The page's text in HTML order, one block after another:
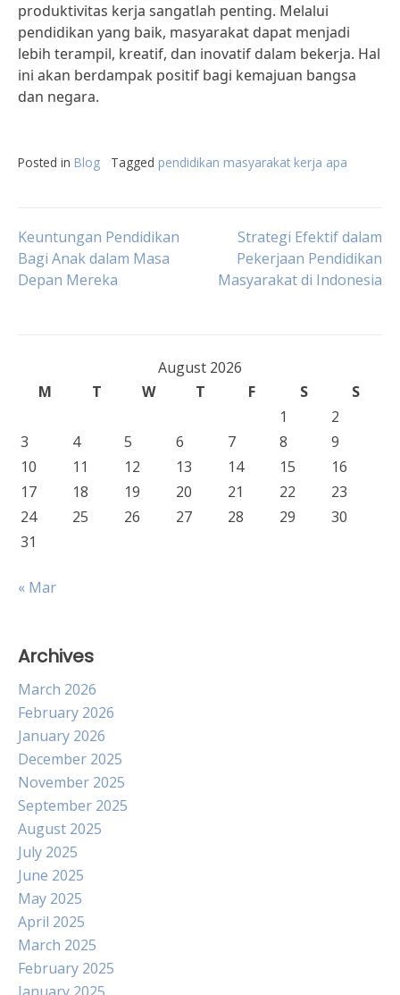
produktivitas kerja sangatlah penting. Melalui
pendidikan yang baik, masyarakat dapat menjadi
lebih terampil, kreatif, dan inovatif dalam bekerja. Hal
ini akan berdampak positif bagi kemajuan bangsa
dan negara.
Posted in Blog Tagged pendidikan masyarakat kerja apa
Post
navigation
Keuntungan Pendidikan
Bagi Anak dalam Masa
Depan Mereka
Strategi Efektif dalam
Pekerjaan Pendidikan
Masyarakat di Indonesia
August 2026
M
T W T F S
S
1
2
3
4 5 6 7 8
9
10
11 12 13 14 15
16
17
18 19 20 21 22
23
24
25 26 27 28 29
30
31
« Mar
Archives
March 2026
February 2026
January 2026
December 2025
November 2025
September 2025
August 2025
July 2025
June 2025
May 2025
April 2025
March 2025
February 2025